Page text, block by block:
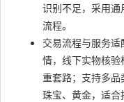
识别不足，采用
流程。
交易流程与服务
情，线下实物核
重套路；支持多品
珠宝、黄金，适